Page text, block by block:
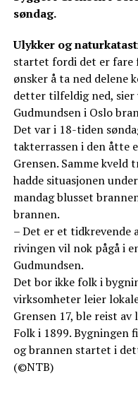
søndag.
Ulykker og
startet fordi det er fare
ønsker å ta ned
detter tilfeldig ned,
Gudmundsen i Oslo
Det var i 18-tiden
takterrassen i den åtte
Grensen. Samme kveld
hadde situasjonen
mandag blusset
brannen.
– Det er et tidkrevende
rivingen vil nok pågå i
Gudmundsen.
Det bor ikke folk i
virksomheter leier
Grensen 17, ble reist
Folk i 1899. Bygningen
og brannen startet i
(©NTB)